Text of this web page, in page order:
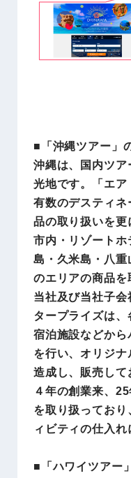
■
「沖縄ツアー」
沖縄は、国内ツ
光地です。「エア
有数のデスティ
品の取り扱いを
市内・リゾート
島・久米島・八重
のエリアの商品を
当社及び当社子
タープライズは
宿泊施設などか
を行い、オリジ
造成し、販売し
４年の創業来、
を取り扱ってお
ィビティの仕入れ
■「ハワイツアー